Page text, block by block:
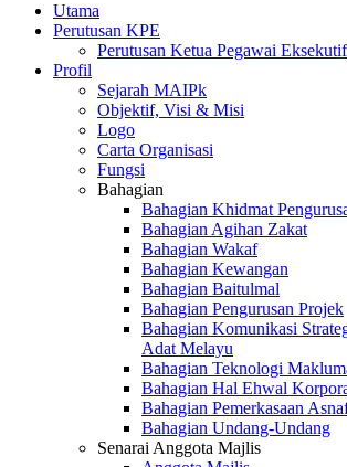
Utama
Perutusan KPE
Perutusan Ketua Pegawai Eksekutif
Profil
Sejarah MAIPk
Objektif, Visi & Misi
Logo
Carta Organisasi
Fungsi
Bahagian
Bahagian Khidmat
Bahagian Agihan Zakat
Bahagian Wakaf
Bahagian Kewangan
Bahagian Baitulmal
Bahagian Pengurusan Projek
Bahagian Komunikasi
Adat Melayu
Bahagian Teknologi
Bahagian Hal Ehwal
Bahagian Pemerkasaan
Bahagian Undang-Undang
Senarai Anggota Majlis